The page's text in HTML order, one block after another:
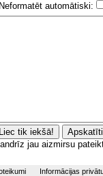
Neformatēt automātiski:
jau aizmirsu
Informācijas